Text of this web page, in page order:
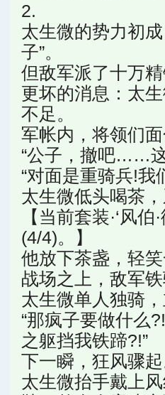
2.
太生微的势力初
子”。
但敌军派了十万
更坏的消息：太
不足。
军帐内，将领们
“公子，撤吧……
“对面是重骑兵!我
太生微低头喝茶
【当前套装·‘风
(4/4)。】
他放下茶盏，轻
战场之上，敌军
太生微单人独骑
“那疯子要做什么
之躯挡我铁蹄?!”
下一瞬，狂风骤
太生微抬手戴上